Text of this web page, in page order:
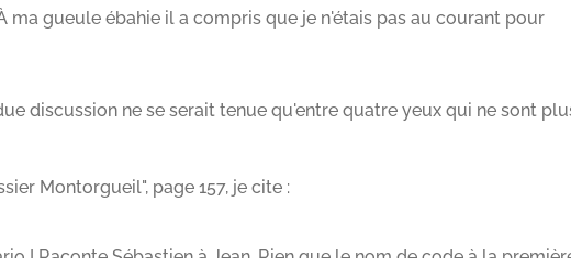
ma gueule ébahie il a compris que je n'étais pas au courant pour
discussion ne se serait tenue qu'entre quatre yeux qui ne sont
Montorgueil", page 157, je cite :